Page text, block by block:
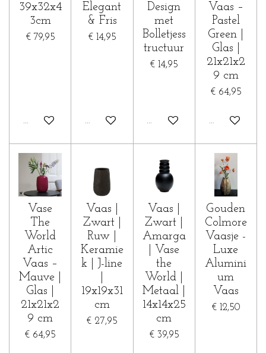
39x32x4
3cm
€ 79,95
In winkelwagen
Elegant
& Fris
€ 14,95
In winkelwagen
Design
met
Bolletjess
tructuur
€ 14,95
In winkelwagen
Vaas –
Pastel
Green |
Glas |
21x21x2
9 cm
€ 64,95
In
Vase
The
World
Artic
Vaas –
Mauve |
Glas |
21x21x2
9 cm
€ 64,95
Vaas |
Zwart |
Ruw |
Keramie
k | J-line
19x19x31
cm
€ 27,95
Vaas |
Zwart |
Amarga
| Vase
the
World |
Metaal |
14x14x25
cm
€ 39,95
Gouden
Colmore
Vaasje -
Luxe
Alumini
um
Vaas
€ 12,50